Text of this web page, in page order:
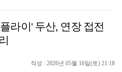
에스파, '쇠맛'부터 '달콤한 맛'까지…고척돔 가득 채…
박지민 아나운서 "발리까지 갔는데…'피의 게임2' 출연…
라이' 두산, 연장 접전
작성 : 2026년 05월 16일(토) 21:18